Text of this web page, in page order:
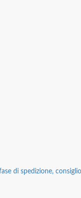
di spedizione,